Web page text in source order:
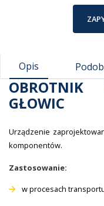
Opis
GŁOWIC
Urządzenie
komponentów.
Zastosowanie:
w procesach